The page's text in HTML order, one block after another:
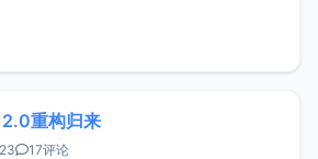
2.x需要的各种组件）准备工作
塔后台创建一个站点下载I
重构归来
17评论